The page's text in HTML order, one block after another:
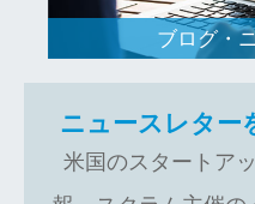
ブログ・
ニュースレター
米国のスタートア